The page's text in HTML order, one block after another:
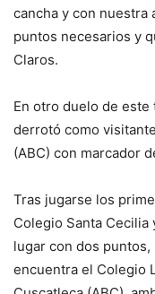
cancha y con nuestra
puntos necesarios y
Claros.
En otro duelo de
derrotó como
(ABC) con marcador
Tras jugarse los
Colegio Santa
lugar con dos
encuentra el Colegio